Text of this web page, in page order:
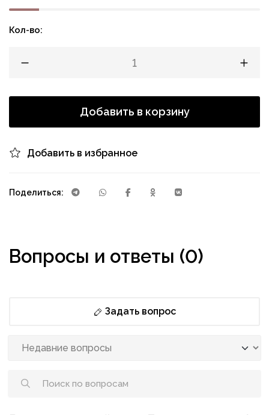
Кол-во:
Добавить в корзину
Добавить в избранное
Поделиться:
Вопросы и ответы (0)
Задать вопрос